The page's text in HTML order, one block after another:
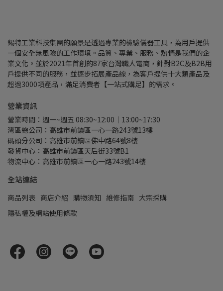
錫特工業科技集團的願景是透過專業的檢驗儀器工具，為用戶提供
一個安全無風險的工作環境。品質、專業、服務、熱情是我們的企
業文化。並於2021年首創的87家台灣職人電商，針對B2C及B2B用
戶提供不同的服務，並逐步拓展產品線，為客戶提供十大類產品及
超過3000項產品，滿足消費者【一站式購足】的需求。
營業資訊
營業時間：週一~週五 08:30~12:00｜13:00~17:30
灣區總公司：高雄市前鎮區一心一路243號13樓
碼頭分公司：高雄市前鎮區佛中路64號8樓
發貨中心：高雄市前鎮區天后街33號B1
物流中心：高雄市前鎮區一心一路243號14樓
全站連結
商品列表 商店介紹 購物須知 維修指南 大宗採購
隱私權及網站使用條款